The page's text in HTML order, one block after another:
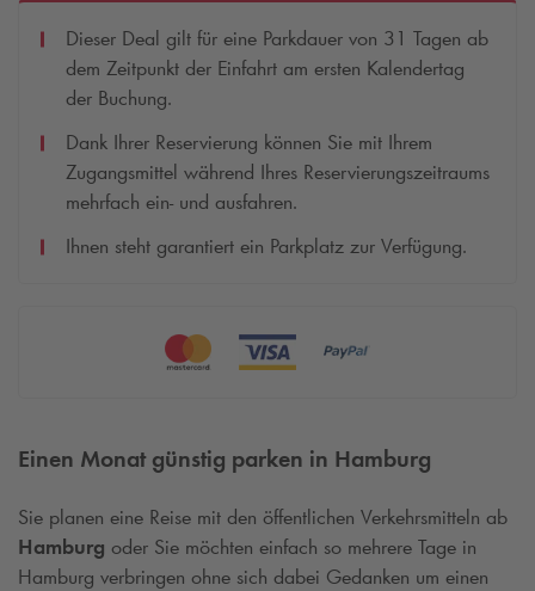
Einen Monat günstig parken in Hamburg
Sie planen eine Reise mit den öffentlichen Verkehrsmitteln ab
Hamburg oder Sie möchten einfach so mehrere Tage in
Hamburg verbringen ohne sich dabei Gedanken um einen
Dieser Deal gilt für eine Parkdauer von 31 Tagen ab
dem Zeitpunkt der Einfahrt am ersten Kalendertag
der Buchung.
Dank Ihrer Reservierung können Sie mit Ihrem
Zugangsmittel während Ihres Reservierungszeitraums
mehrfach ein- und ausfahren.
Ihnen steht garantiert ein Parkplatz zur Verfügung.